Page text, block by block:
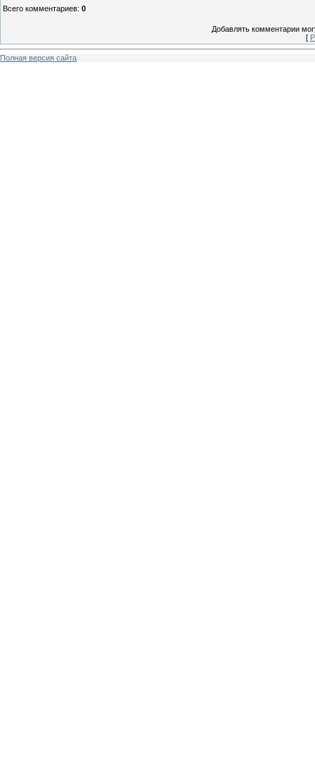
Всего комментариев: 0
Добавлять комментарии
[
Полная версия сайта